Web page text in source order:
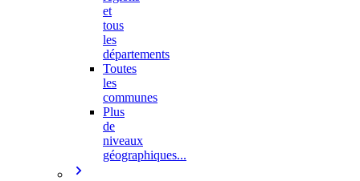
et
tous
les
départements
Toutes
les
communes
Plus
de
niveaux
géographiques...